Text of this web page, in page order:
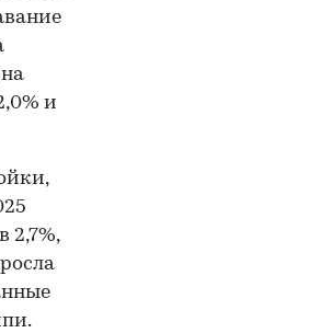
и
2,7%,